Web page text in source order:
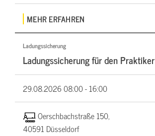
MEHR ERFAHREN
Ladungssicherung
Ladungssicherung für den Praktiker
29.08.202608:00 - 16:00
Oerschbachstraße 150,
40591 Düsseldorf